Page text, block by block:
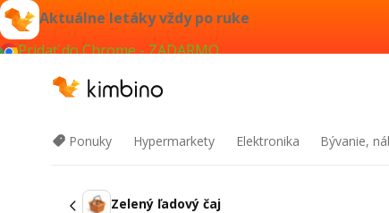
Aktuálne letáky vždy po ruke
Pridať do Chrome - ZADARMO
Ponuky Hypermarkety Elektronika Bývanie,
Zelený ľadový čaj